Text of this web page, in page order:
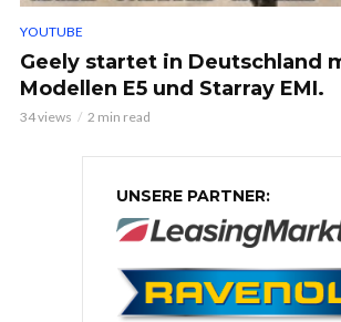
YOUTUBE
Geely startet in Deutschland
Modellen E5 und Starray EMI.
34 views 2 min read
UNSERE PARTNER: